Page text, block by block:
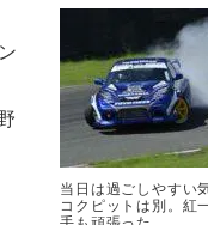
当日は過ごしやすい
コクピットは別。紅
手も頑張った